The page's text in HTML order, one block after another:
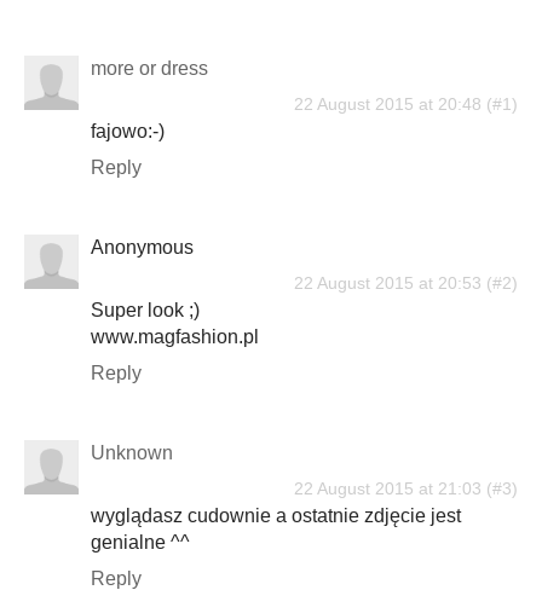
more or dress
22 August 2015 at 20:48
fajowo:-)
Reply
Anonymous
22 August 2015 at 20:53
Super look ;)
www.magfashion.pl
Reply
Unknown
22 August 2015 at 21:03
wyglądasz cudownie a ostatnie zdjęcie jest
genialne ^^
Reply